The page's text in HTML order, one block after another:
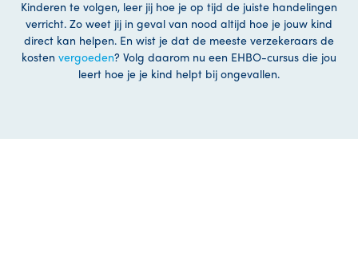
Kinderen te volgen, leer jij hoe je op tijd de juiste handelingen
verricht. Zo weet jij in geval van nood altijd hoe je jouw kind
direct kan helpen. En wist je dat de meeste verzekeraars de
kosten vergoeden? Volg daarom nu een EHBO-cursus die jou
leert hoe je je kind helpt bij ongevallen.